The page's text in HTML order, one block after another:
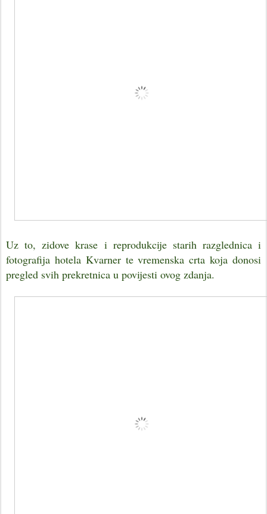
Uz to, zidove krase i reprodukcije starih razglednica i
fotografija hotela Kvarner te vremenska crta koja donosi
pregled svih prekretnica u povijesti ovog zdanja.